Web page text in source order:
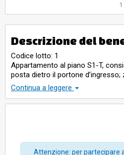
1
Descrizione del
Codice lotto: 1
Appartamento al piano S1-T,
posta dietro il portone
è un balcone di circa 8 mq sul
Locale accessorio al “piano
Continua a leggere
Attenzione: per partecipare